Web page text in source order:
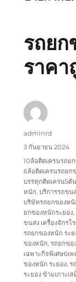
รถย
ราคา
ผู้
เขียน
adminrd
เขียน
เมื่อ
3 กันยายน 2024
ป้าย
กำกับ
10ล้อติดเครนรถย
6ล้อติดเครนรถยก
บรรทุกติดเครน5ตั
หนัก, บริการรถขน
บริษัทรถยกของหนั
ยกของหนักระยอง,
ขนส่ง เครื่องจักรโ
รถยกของหนัก ระย
ของหนัก, รถยกขอ
เฉพาะกิจพิเศษ6เพ
ของหนัก ระยอง, ร
ระยอง ข้ามเกาะเส